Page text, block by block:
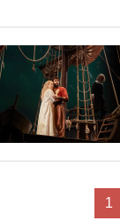
1
Següent